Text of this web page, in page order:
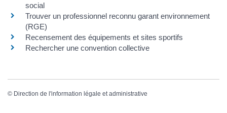
social
Trouver un professionnel reconnu garant environnement
(RGE)
Recensement des équipements et sites sportifs
Rechercher une convention collective
© Direction de l'information légale et administrative